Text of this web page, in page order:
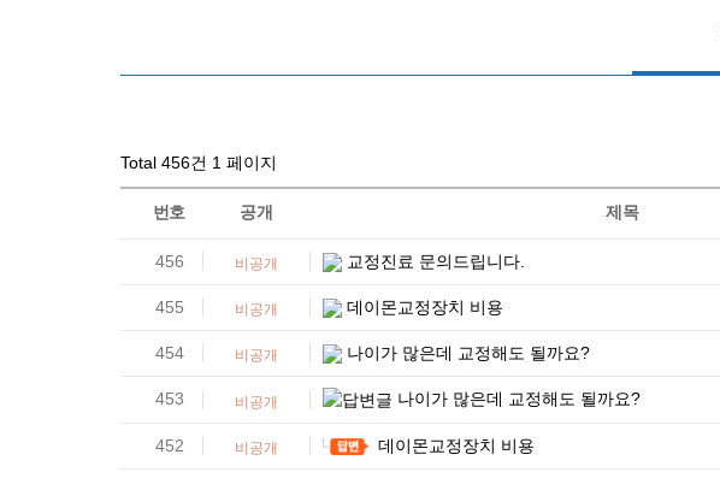
Total 456건 1 페이지
번호 공개 제목
456 비공개 교정진료 문의드립니다.
455 비공개 데이몬교정장치 비용
454 비공개 나이가 많은데 교정해도 될까요?
453 비공개 나이가 많은데 교정해도 될까요?
452 비공개 데이몬교정장치 비용